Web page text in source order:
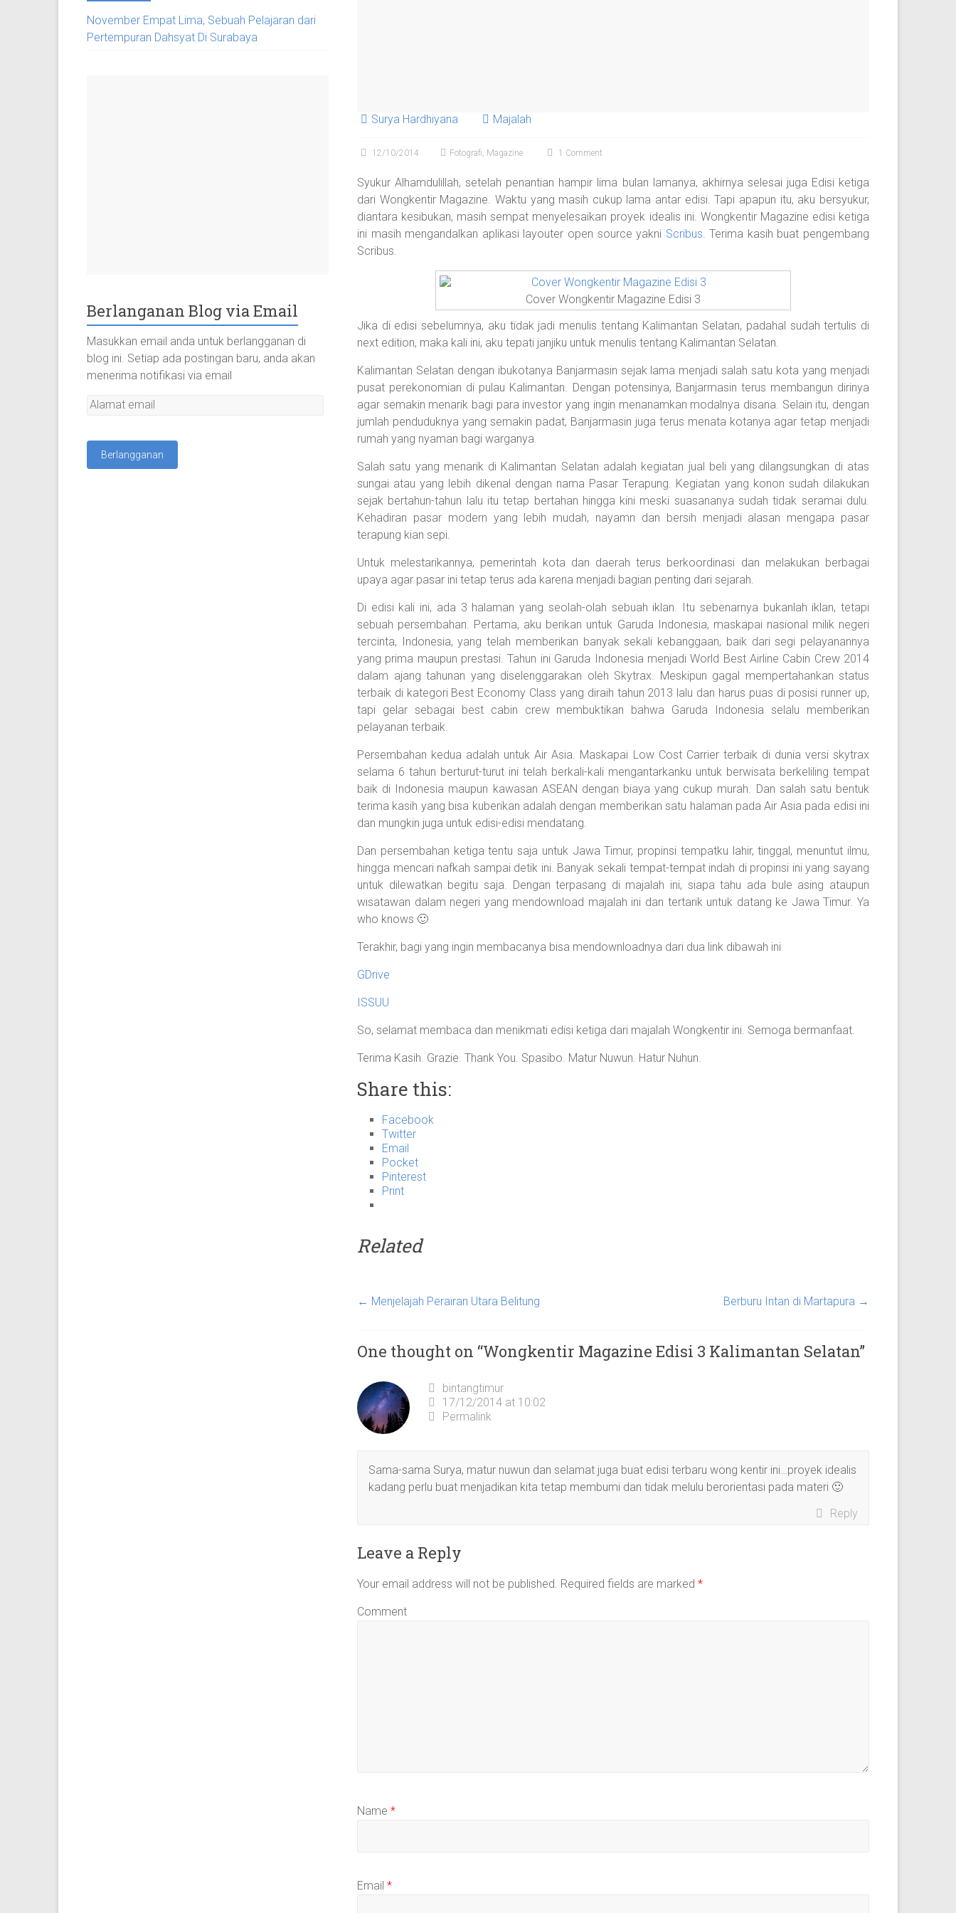
Surya Hardhiyana Majalah
12/10/2014 Fotografi, Magazine 1 Comment
Syukur Alhamdulillah, setelah penantian hampir lima bulan lamanya, akhirnya selesai juga Edisi ketiga
dari Wongkentir Magazine. Waktu yang masih cukup lama antar edisi. Tapi apapun itu, aku bersyukur,
diantara kesibukan, masih sempat menyelesaikan proyek idealis ini. Wongkentir Magazine edisi ketiga
ini masih mengandalkan aplikasi layouter open source yakni Scribus. Terima kasih buat pengembang
Scribus.
Cover Wongkentir Magazine Edisi 3
Jika di edisi sebelumnya, aku tidak jadi menulis tentang Kalimantan Selatan, padahal sudah tertulis di
next edition, maka kali ini, aku tepati janjiku untuk menulis tentang Kalimantan Selatan.
Kalimantan Selatan dengan ibukotanya Banjarmasin sejak lama menjadi salah satu kota yang menjadi
pusat perekonomian di pulau Kalimantan. Dengan potensinya, Banjarmasin terus membangun dirinya
agar semakin menarik bagi para investor yang ingin menanamkan modalnya disana. Selain itu, dengan
jumlah penduduknya yang semakin padat, Banjarmasin juga terus menata kotanya agar tetap menjadi
rumah yang nyaman bagi warganya
Salah satu yang menarik di Kalimantan Selatan adalah kegiatan jual beli yang dilangsungkan di atas
sungai atau yang lebih dikenal dengan nama Pasar Terapung. Kegiatan yang konon sudah dilakukan
sejak bertahun-tahun lalu itu tetap bertahan hingga kini meski suasananya sudah tidak seramai dulu.
Kehadiran pasar modern yang lebih mudah, nayamn dan bersih menjadi alasan mengapa pasar
terapung kian sepi.
Untuk melestarikannya, pemerintah kota dan daerah terus berkoordinasi dan melakukan berbagai
upaya agar pasar ini tetap terus ada karena menjadi bagian penting dari sejarah.
Di edisi kali ini, ada 3 halaman yang seolah-olah sebuah iklan. Itu sebenarnya bukanlah iklan, tetapi
sebuah persembahan. Pertama, aku berikan untuk Garuda Indonesia, maskapai nasional milik negeri
tercinta, Indonesia, yang telah memberikan banyak sekali kebanggaan, baik dari segi pelayanannya
yang prima maupun prestasi. Tahun ini Garuda Indonesia menjadi World Best Airline Cabin Crew 2014
dalam ajang tahunan yang diselenggarakan oleh Skytrax. Meskipun gagal mempertahankan status
terbaik di kategori Best Economy Class yang diraih tahun 2013 lalu dan harus puas di posisi runner up,
tapi gelar sebagai best cabin crew membuktikan bahwa Garuda Indonesia selalu memberikan
pelayanan terbaik.
Persembahan kedua adalah untuk Air Asia. Maskapai Low Cost Carrier terbaik di dunia versi skytrax
selama 6 tahun berturut-turut ini telah berkali-kali mengantarkanku untuk berwisata berkeliling tempat
baik di Indonesia maupun kawasan ASEAN dengan biaya yang cukup murah. Dan salah satu bentuk
terima kasih yang bisa kuberikan adalah dengan memberikan satu halaman pada Air Asia pada edisi ini
dan mungkin juga untuk edisi-edisi mendatang.
Dan persembahan ketiga tentu saja untuk Jawa Timur, propinsi tempatku lahir, tinggal, menuntut ilmu,
hingga mencari nafkah sampai detik ini. Banyak sekali tempat-tempat indah di propinsi ini yang sayang
untuk dilewatkan begitu saja. Dengan terpasang di majalah ini, siapa tahu ada bule asing ataupun
wisatawan dalam negeri yang mendownload majalah ini dan tertarik untuk datang ke Jawa Timur. Ya
who knows 🙂
Terakhir, bagi yang ingin membacanya bisa mendownloadnya dari dua link dibawah ini
GDrive
ISSUU
So, selamat membaca dan menikmati edisi ketiga dari majalah Wongkentir ini. Semoga bermanfaat.
Terima Kasih. Grazie. Thank You. Spasibo. Matur Nuwun. Hatur Nuhun.
Share this:
Facebook
Twitter
Email
Pocket
Pinterest
Print
Related
← Menjelajah Perairan Utara Belitung Berburu Intan di Martapura →
One thought on “Wongkentir Magazine Edisi 3 Kalimantan Selatan”
bintangtimur
17/12/2014 at 10:02
Permalink
Sama-sama Surya, matur nuwun dan selamat juga buat edisi terbaru wong kentir ini…proyek idealis
kadang perlu buat menjadikan kita tetap membumi dan tidak melulu berorientasi pada materi 🙂
Reply
Leave a Reply
Your email address will not be published. Required fields are marked *
Comment
Name *
Email *
November Empat Lima, Sebuah Pelajaran dari
Pertempuran Dahsyat Di Surabaya
Berlanganan Blog via Email
Masukkan email anda untuk berlangganan di
blog ini. Setiap ada postingan baru, anda akan
menerima notifikasi via email
A
a
a